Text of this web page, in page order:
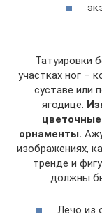
Татуировки
участках ног –
суставе или
ягодице.
орнаменты.
изображениях,
тренде и
должны
Лечо из